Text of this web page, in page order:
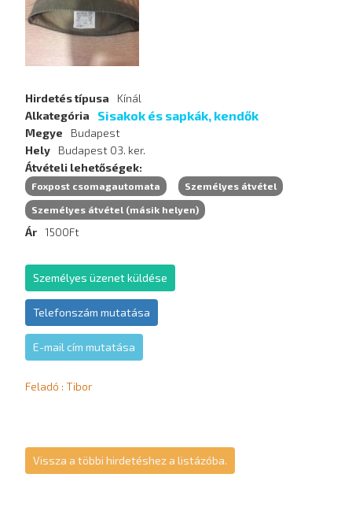
Hirdetés típusa
Kínál
Alkategória
Sisakok és sapkák, kendők
Megye
Budapest
Hely
Budapest 03. ker.
Átvételi lehetőségek
Foxpost csomagautomata Személyes átvétel
Személyes átvétel (másik helyen)
Ár 1500Ft
Személyes üzenet küldése
Telefonszám mutatása
E-mail cím mutatása
Feladó : Tibor
Vissza a többi hirdetéshez a listázóba.